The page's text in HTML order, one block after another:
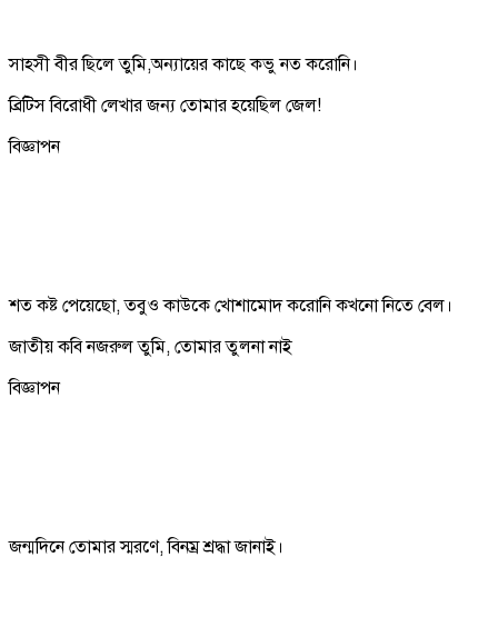
সাহসী বীর ছিলে তুমি,অন্যায়ের কাছে কভু নত করোনি।
ব্রিটিস বিরোধী লেখার জন্য তোমার হয়েছিল জেল!
বিজ্ঞাপন
শত কষ্ট পেয়েছো, তবুও কাউকে খোশামোদ করোনি কখনো নিতে বেল।
জাতীয় কবি নজরুল তুমি, তোমার তুলনা নাই
বিজ্ঞাপন
জন্মদিনে তোমার স্মরণে, বিনম্র শ্রদ্ধা জানাই।